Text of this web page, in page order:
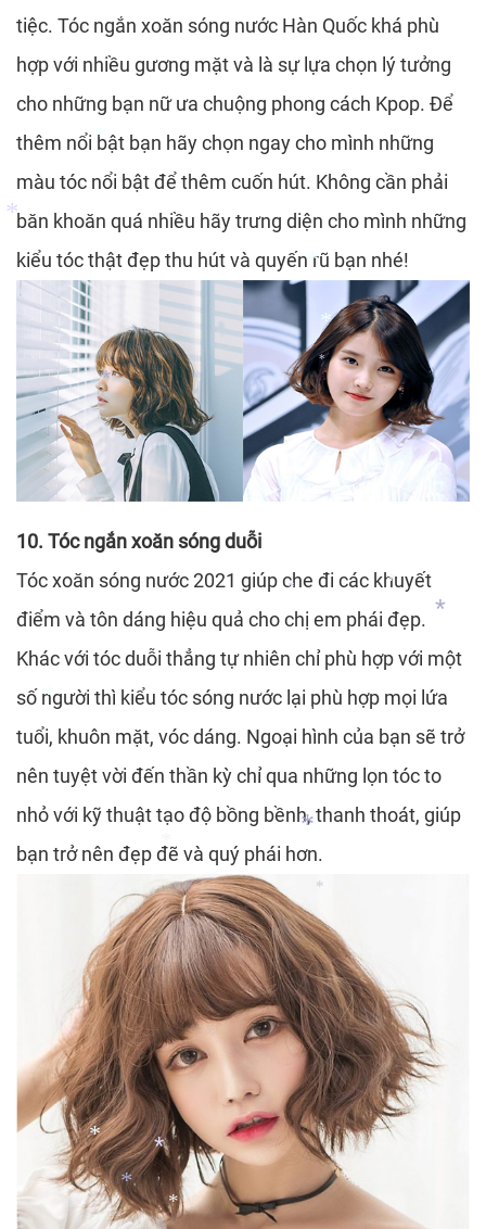
*
*
*
*
*
*
*
*
*
*
*
*
*
*
*
tiệc. Tóc ngắn xoăn sóng nước Hàn Quốc khá phù
hợp với nhiều gương mặt và là sự lựa chọn lý tưởng
cho những bạn nữ ưa chuộng phong cách Kpop. Để
thêm nổi bật bạn hãy chọn ngay cho mình những
màu tóc nổi bật để thêm cuốn hút. Không cần phải
băn khoăn quá nhiều hãy trưng diện cho mình những
kiểu tóc thật đẹp thu hút và quyến rũ bạn nhé!
10. Tóc ngắn xoăn sóng duỗi
Tóc xoăn sóng nước 2021 giúp che đi các khuyết
điểm và tôn dáng hiệu quả cho chị em phái đẹp.
Khác với tóc duỗi thẳng tự nhiên chỉ phù hợp với một
số người thì kiểu tóc sóng nước lại phù hợp mọi lứa
tuổi, khuôn mặt, vóc dáng. Ngoại hình của bạn sẽ trở
nên tuyệt vời đến thần kỳ chỉ qua những lọn tóc to
nhỏ với kỹ thuật tạo độ bồng bềnh, thanh thoát, giúp
bạn trở nên đẹp đẽ và quý phái hơn.